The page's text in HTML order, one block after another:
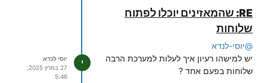
RE: שהמאזינים יוכלו לפתוח
שלוחות
@יוסי-לנדא
יש למישהו רעיון איך לעלות למערכת הרבה
שלוחות בפעם אחד ?
י
יוסי לנדא
5:46